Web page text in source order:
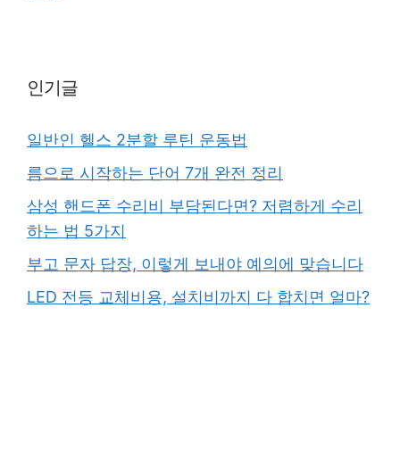
인기글
일반인 헬스 2분할 루틴 운동법
름으로 시작하는 단어 7개 완전 정리
삼성 핸드폰 수리비 부담된다면? 저렴하게 수리
하는 법 5가지
부고 문자 답장, 이렇게 보내야 예의에 맞습니다
LED 전등 교체비용, 설치비까지 다 합치면 얼마?